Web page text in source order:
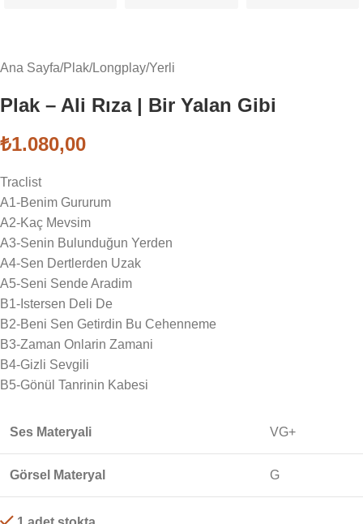
Ana Sayfa/Plak/Longplay/Yerli
Plak – Ali Rıza | Bir Yalan Gibi
₺1.080,00
Traclist
A1-Benim Gururum
A2-Kaç Mevsim
A3-Senin Bulunduğun Yerden
A4-Sen Dertlerden Uzak
A5-Seni Sende Aradim
B1-Istersen Deli De
B2-Beni Sen Getirdin Bu Cehenneme
B3-Zaman Onlarin Zamani
B4-Gizli Sevgili
B5-Gönül Tanrinin Kabesi
Ses Materyali VG+
Görsel Materyal G